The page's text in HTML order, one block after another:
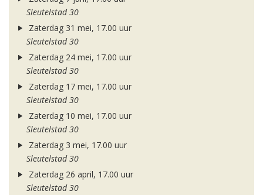
Sleutelstad 30
Zaterdag 31 mei, 17.00 uur
Sleutelstad 30
Zaterdag 24 mei, 17.00 uur
Sleutelstad 30
Zaterdag 17 mei, 17.00 uur
Sleutelstad 30
Zaterdag 10 mei, 17.00 uur
Sleutelstad 30
Zaterdag 3 mei, 17.00 uur
Sleutelstad 30
Zaterdag 26 april, 17.00 uur
Sleutelstad 30